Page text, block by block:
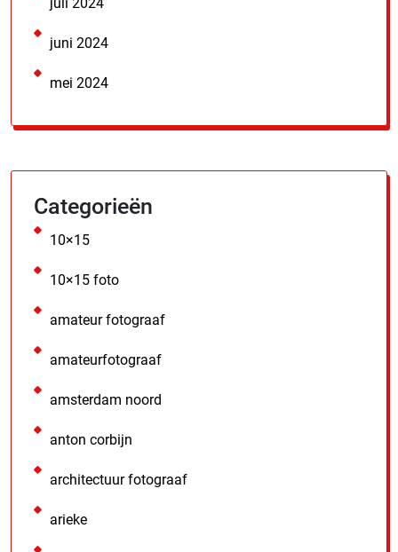
juni 2024
mei 2024
Categorieën
10×15
10×15 foto
amateur fotograaf
amateurfotograaf
amsterdam noord
anton corbijn
architectuur fotograaf
arieke